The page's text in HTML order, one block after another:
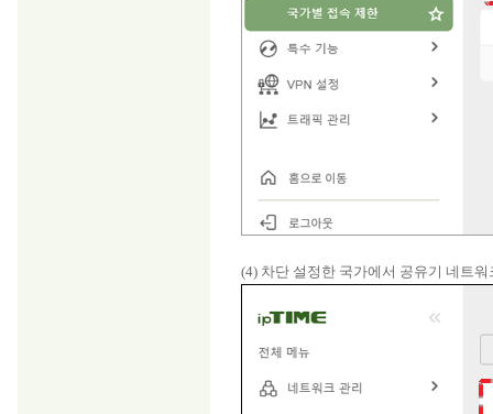
(4) 차단 설정한 국가에서 공유기 네트